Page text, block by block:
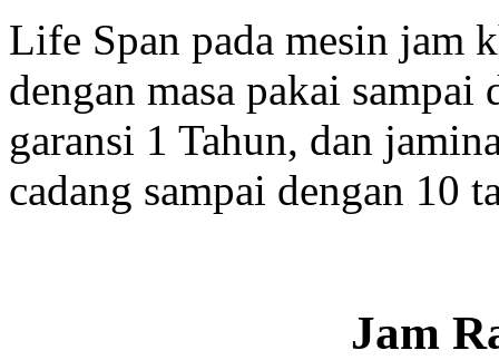
Life Span pada mesin jam
dengan masa pakai sampai
garansi 1 Tahun, dan
cadang sampai dengan 10
Jam